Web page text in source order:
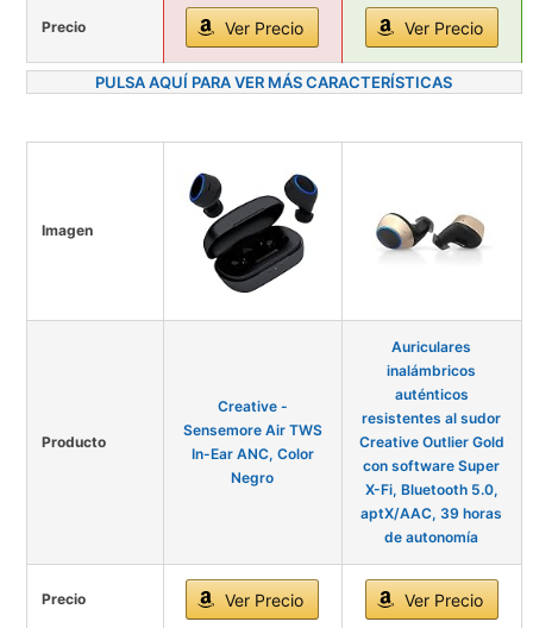
Precio Ver Precio Ver Precio
PULSA AQUÍ PARA VER MÁS CARACTERÍSTICAS
Imagen
Producto
Creative -
Sensemore Air TWS
In-Ear ANC, Color
Negro
Auriculares
inalámbricos
auténticos
resistentes al sudor
Creative Outlier Gold
con software Super
X-Fi, Bluetooth 5.0,
aptX/AAC, 39 horas
de autonomía
Precio Ver Precio Ver Precio